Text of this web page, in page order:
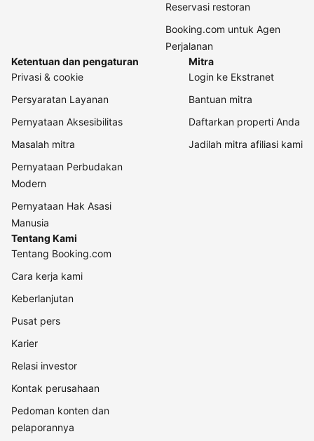
Reservasi restoran
Booking.com untuk Agen
Perjalanan
Ketentuan dan pengaturan
Privasi & cookie
Persyaratan Layanan
Pernyataan Aksesibilitas
Masalah mitra
Pernyataan Perbudakan
Modern
Pernyataan Hak Asasi
Manusia
Mitra
Login ke Ekstranet
Bantuan mitra
Daftarkan properti Anda
Jadilah mitra afiliasi kami
Tentang Kami
Tentang Booking.com
Cara kerja kami
Keberlanjutan
Pusat pers
Karier
Relasi investor
Kontak perusahaan
Pedoman konten dan
pelaporannya